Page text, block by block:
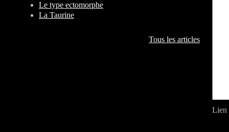
Le type ectomorphe
La Taurine
Tous les articles
Lien